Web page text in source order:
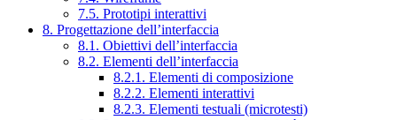
7.5. Prototipi interattivi
8. Progettazione dell’interfaccia
8.1. Obiettivi dell’interfaccia
8.2. Elementi dell’interfaccia
8.2.1. Elementi di composizione
8.2.2. Elementi interattivi
8.2.3. Elementi testuali (microtesti)